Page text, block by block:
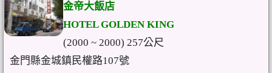
金帝大飯店
HOTEL GOLDEN KING
(2000 ~ 2000) 257公尺
金門縣金城鎮民權路107號